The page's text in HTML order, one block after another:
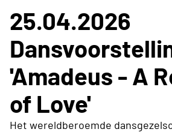
25.04.2026
'Amadeus - A
of Love'
Het wereldberoemde